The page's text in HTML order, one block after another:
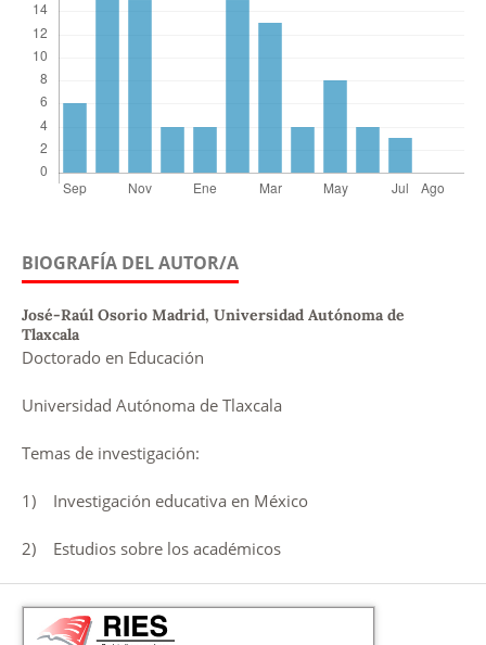
BIOGRAFÍA DEL AUTOR/A
José-Raúl Osorio Madrid, Universidad Autónoma de
Tlaxcala
Doctorado en Educación
Universidad Autónoma de Tlaxcala
Temas de investigación:
1) Investigación educativa en México
2) Estudios sobre los académicos